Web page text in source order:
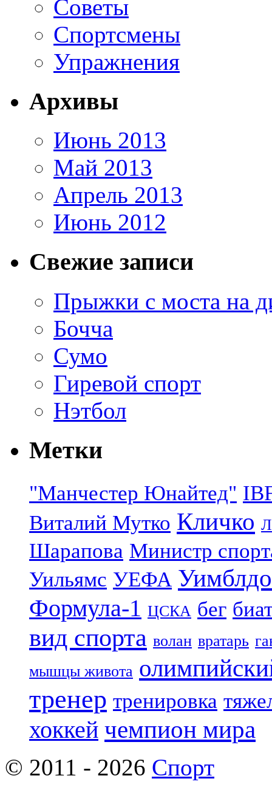
Советы
Спортсмены
Упражнения
Архивы
Июнь 2013
Май 2013
Апрель 2013
Июнь 2012
Свежие записи
Прыжки с моста на
Бочча
Сумо
Гиревой спорт
Нэтбол
Метки
"Манчестер Юнайтед"
Виталий Мутко Кличко
Шарапова Министр
Уильямс УЕФА
Формула-1 ЦСКА бег
вид спорта волан вратарь
мышцы живота
тренер тренировка
хоккей чемпион мира
© 2011 - 2026 Спорт